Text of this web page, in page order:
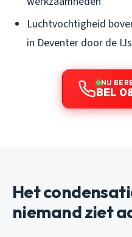
Luchtvochtigheid
in Deventer door de
NU
BEL
Het
niemand ziet